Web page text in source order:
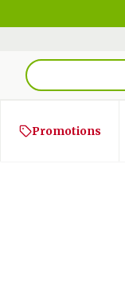
Rechercher
Promotions